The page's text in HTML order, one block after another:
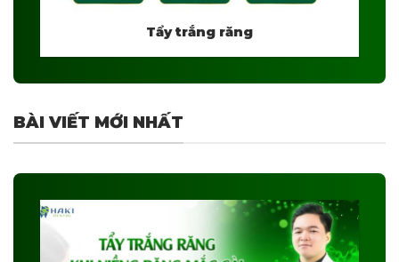
Tẩy trắng răng
BÀI VIẾT MỚI NHẤT